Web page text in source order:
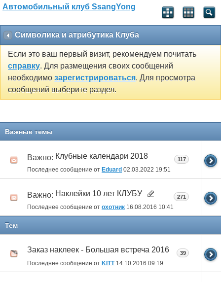
Автомобильный клуб SsangYong
Символика и атрибутика Клуба
Если это ваш первый визит, рекомендуем почитать
справку. Для размещения своих сообщений
необходимо зарегистрироваться. Для просмотра
сообщений выберите раздел.
Важные темы
Важно: Клубные календари 2018
Последнее сообщение от Eduard 02.03.2022 19:51
117
Важно: Наклейки 10 лет КЛУБУ
Последнее сообщение от охотник 16.08.2016 10:41
271
Тем
Заказ наклеек - Большая встреча 2016
Последнее сообщение от KITT14.10.2016 09:19
39